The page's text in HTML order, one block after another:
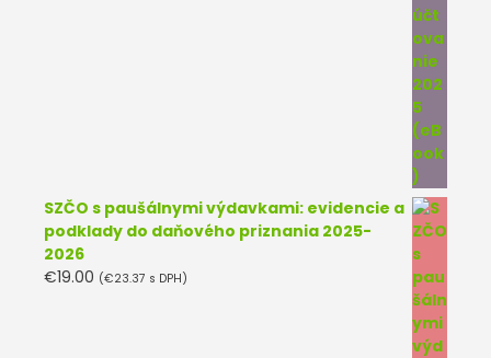
SZČO s paušálnymi výdavkami: evidencie a
podklady do daňového priznania 2025-
2026
€19.00 (€23.37 s DPH)